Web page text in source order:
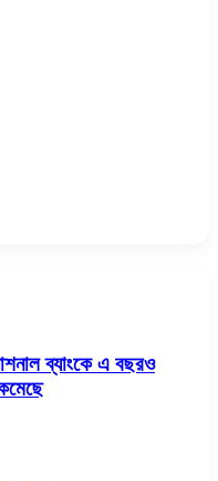
ব্যাংকে এ বছরও